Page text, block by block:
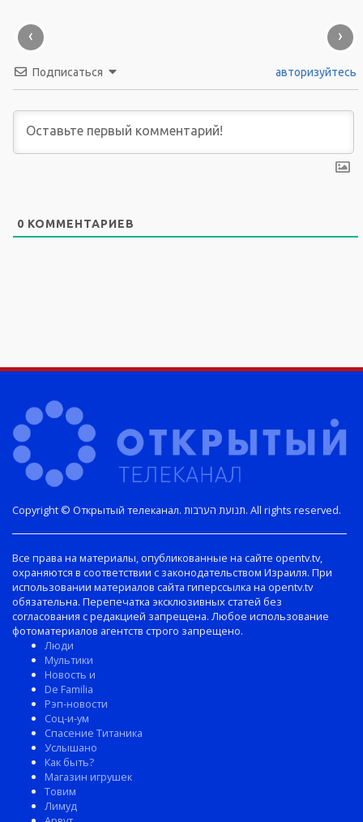
‹ ›
Подписаться авторизуйтесь
0 КОММЕНТАРИЕВ
Copyright © Открытый телеканал. תנועת הערבות. All rights reserved.
Все права на материалы, опубликованные на сайте opentv.tv,
охраняются в соответствии с законодательством Израиля. При
использовании материалов сайта гиперссылка на opentv.tv
обязательна. Перепечатка эксклюзивных статей без
согласования с редакцией запрещена. Любое использование
фотоматериалов агентств строго запрещено.
Люди
Мультики
Новость и
De Familia
Рэп-новости
Соц-и-ум
Спасение Титаника
Услышано
Как быть?
Магазин игрушек
Товим
Лимуд